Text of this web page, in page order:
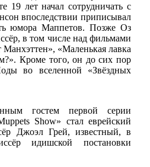
19 лет начал сотрудничать с
впоследствии приписывал
юмора Маппетов. Позже Оз
в том числе над фильмами
«Маленькая лавка
Кроме того, он до сих пор
во вселенной «Звёздных
гостем первой серии
Show» стал еврейский
Джоэл Грей, известный, в
идишской постановки